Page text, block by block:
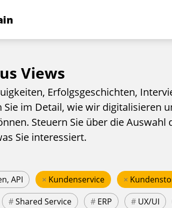
Views
Erfolgsgeschichten,
Sie im Detail, wie wir digitalisieren
Steuern Sie über die Auswahl
Sie interessiert.
API × Kundenservice ×
#Shared Service # ERP # UX/UI